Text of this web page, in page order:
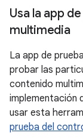
Usa la app
multimedia
La app de
probar las
contenido
implementación
usar esta
prueba del